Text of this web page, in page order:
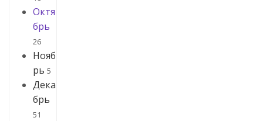
Октя
брь
26
Нояб
рь 5
Дека
брь
51